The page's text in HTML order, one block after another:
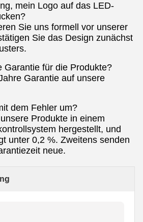
mein Logo auf das LED-
Sie uns formell vor unserer
Sie das Design zunächst
Garantie für die Produkte?
Garantie auf unsere
dem Fehler um?
Produkte in einem
hergestellt, und
unter 0,2 %. Zweitens senden
neue.